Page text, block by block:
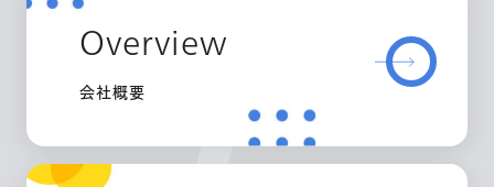
Overview
会社概要